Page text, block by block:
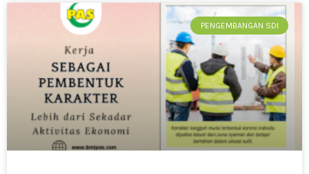
PENGEMBANGAN SDI